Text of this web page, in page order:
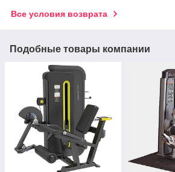
Все условия возврата
Подобные товары компании